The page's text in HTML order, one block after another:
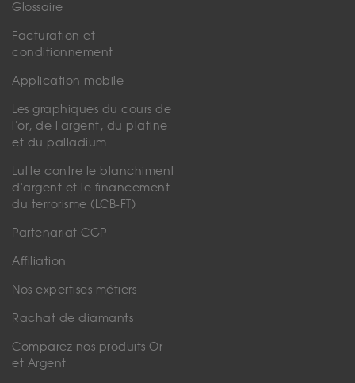
Glossaire
Facturation et
conditionnement
Application mobile
Les graphiques du cours de
l'or, de l'argent, du platine
et du palladium
Lutte contre le blanchiment
d'argent et le financement
du terrorisme (LCB-FT)
Partenariat CGP
Affiliation
Nos expertises métiers
Rachat de diamants
Comparez nos produits Or
et Argent